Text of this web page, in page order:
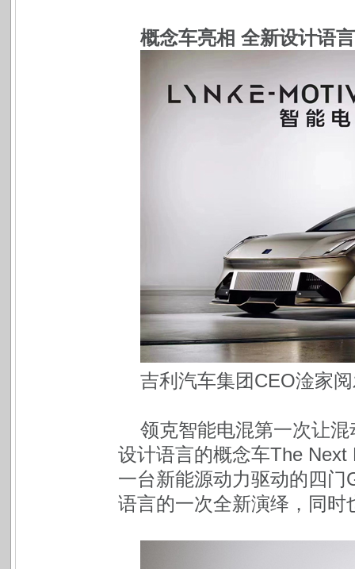
概念车亮相 全新设计语
吉利汽车集团CEO淦家
领克智能电混第一次让
设计语言的概念车The
一台新能源动力驱动的四
语言的一次全新演绎，同